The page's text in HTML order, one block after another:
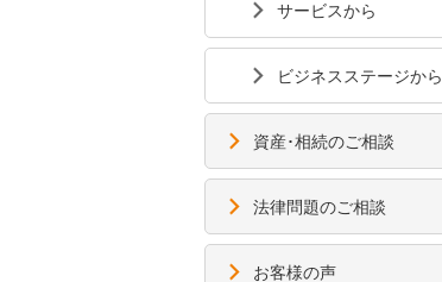
サービスから
ビジネスステージから
資産･相続のご相談
法律問題のご相談
お客様の声